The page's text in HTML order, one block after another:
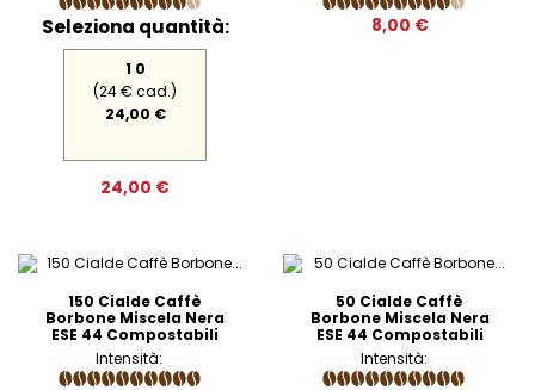
Seleziona quantità:
1 0
(24 € cad.)
24,00 €
24,00 €
8,00 €
150 Cialde Caffè
Borbone Miscela Nera
ESE 44 Compostabili
Intensità:
50 Cialde Caffè
Borbone Miscela Nera
ESE 44 Compostabili
Intensità: